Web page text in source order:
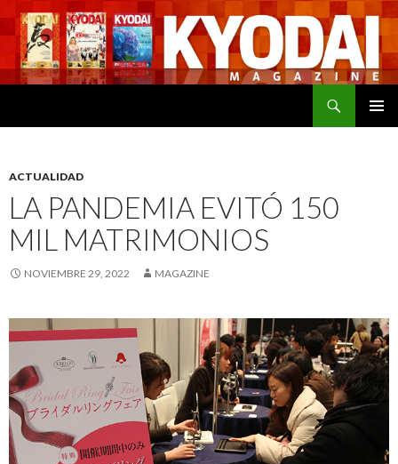
ACTUALIDAD
LA PANDEMIA EVITÓ 150
MIL MATRIMONIOS
NOVIEMBRE 29, 2022 MAGAZINE